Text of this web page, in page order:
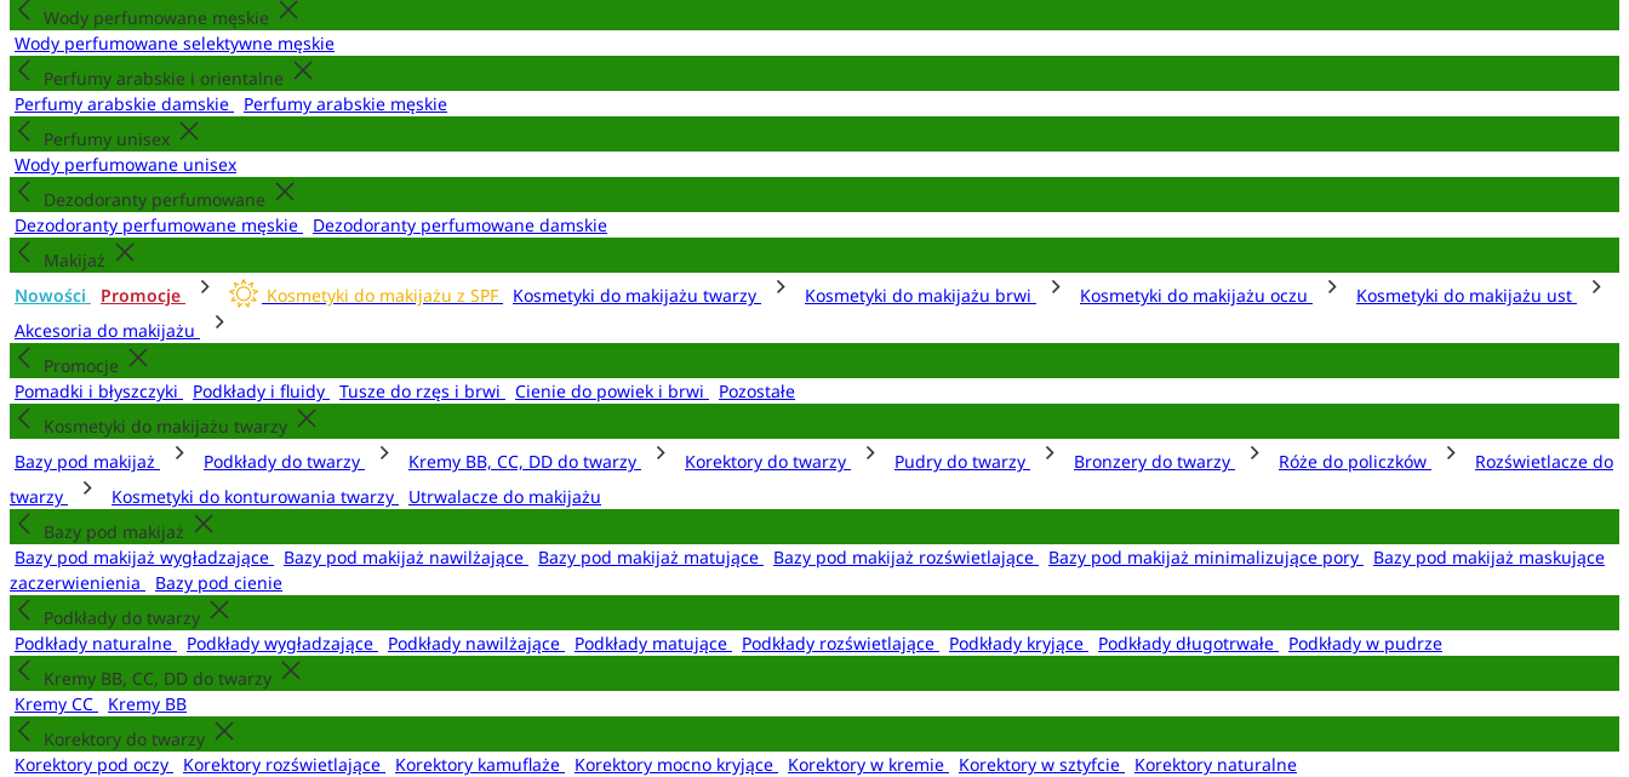
Wody perfumowane męskie
Wody perfumowane selektywne męskie
Perfumy arabskie i orientalne
Perfumy arabskie damskie
Perfumy arabskie męskie
Perfumy unisex
Wody perfumowane unisex
Dezodoranty perfumowane
Dezodoranty perfumowane męskie
Dezodoranty perfumowane damskie
Makijaż
Nowości
Promocje Kosmetyki do makijażu z SPF Kosmetyki do makijażu twarzy Kosmetyki do makijażu brwi Kosmetyki do makijażu oczu
Kosmetyki do makijażu ust
Akcesoria do makijażu
Promocje
Pomadki i błyszczyki
Podkłady i fluidy Tusze do rzęs i brwi Cienie do powiek i brwi
Pozostałe
Kosmetyki do makijażu twarzy
Bazy pod makijaż
Podkłady do twarzy Kremy BB, CC, DD do twarzy Korektory do twarzy Pudry do twarzy Bronzery do twarzy Róże do policzków
Rozświetlacze do
twarzy
Kosmetyki do konturowania twarzy
Utrwalacze do makijażu
Bazy pod makijaż
Bazy pod makijaż wygładzające
Bazy pod makijaż nawilżające Bazy pod makijaż matujące Bazy pod makijaż rozświetlające Bazy pod makijaż minimalizujące pory
Bazy pod makijaż maskujące
zaczerwienienia
Bazy pod cienie
Podkłady do twarzy
Podkłady naturalne
Podkłady wygładzające Podkłady nawilżające Podkłady matujące Podkłady rozświetlające Podkłady kryjące Podkłady długotrwałe
Podkłady w pudrze
Kremy BB, CC, DD do twarzy
Kremy CC
Kremy BB
Korektory do twarzy
Korektory pod oczy
Korektory rozświetlające Korektory kamuflaże Korektory mocno kryjące Korektory w kremie Korektory w sztyfcie
Korektory naturalne